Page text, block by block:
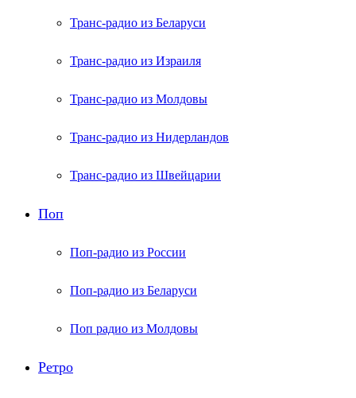
Транс-радио из Беларуси
Транс-радио из Израиля
Транс-радио из Молдовы
Транс-радио из Нидерландов
Транс-радио из Швейцарии
Поп
Поп-радио из России
Поп-радио из Беларуси
Поп радио из Молдовы
Ретро